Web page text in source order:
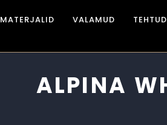
MATERJALID VALAMUD
ALPINA